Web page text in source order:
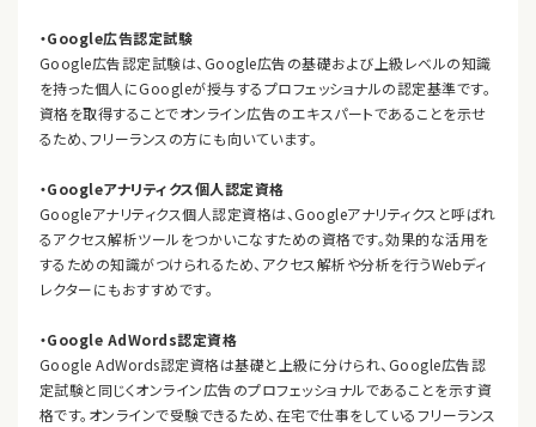
・Google広告認定試験
Google広告認定試験は、Google広告の基礎および上級レベルの知識
を持った個人にGoogleが授与するプロフェッショナルの認定基準です。
資格を取得することでオンライン広告のエキスパートであることを示せ
るため、フリーランスの方にも向いています。
・Googleアナリティクス個人認定資格
Googleアナリティクス個人認定資格は、Googleアナリティクスと呼ばれ
るアクセス解析ツールをつかいこなすための資格です。効果的な活用を
するための知識がつけられるため、アクセス解析や分析を行うWebディ
レクターにもおすすめです。
・Google AdWords認定資格
Google AdWords認定資格は基礎と上級に分けられ、Google広告認
定試験と同じくオンライン広告のプロフェッショナルであることを示す資
格です。オンラインで受験できるため、在宅で仕事をしているフリーランス